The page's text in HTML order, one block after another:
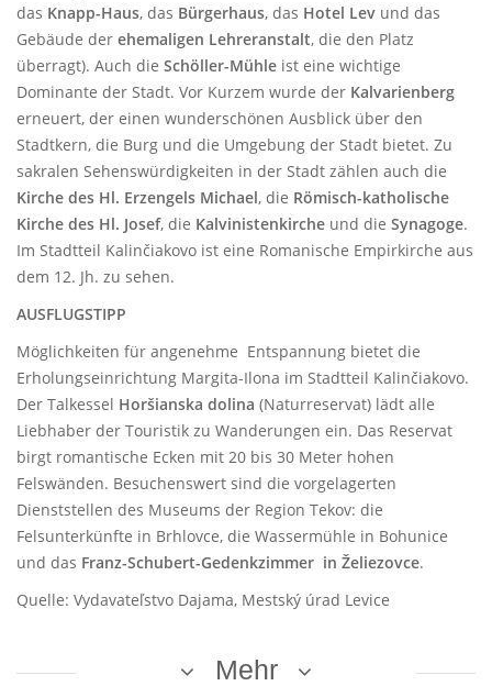
das Knapp-Haus, das Bürgerhaus, das Hotel Lev und das
Gebäude der ehemaligen Lehreranstalt, die den Platz
überragt). Auch die Schöller-Mühle ist eine wichtige
Dominante der Stadt. Vor Kurzem wurde der Kalvarienberg
erneuert, der einen wunderschönen Ausblick über den
Stadtkern, die Burg und die Umgebung der Stadt bietet. Zu
sakralen Sehenswürdigkeiten in der Stadt zählen auch die
Kirche des Hl. Erzengels Michael, die Römisch-katholische
Kirche des Hl. Josef, die Kalvinistenkirche und die Synagoge.
Im Stadtteil Kalinčiakovo ist eine Romanische Empirkirche aus
dem 12. Jh. zu sehen.
AUSFLUGSTIPP
Möglichkeiten für angenehme Entspannung bietet die
Erholungseinrichtung Margita-Ilona im Stadtteil Kalinčiakovo.
Der Talkessel Horšianska dolina (Naturreservat) lädt alle
Liebhaber der Touristik zu Wanderungen ein. Das Reservat
birgt romantische Ecken mit 20 bis 30 Meter hohen
Felswänden. Besuchenswert sind die vorgelagerten
Dienststellen des Museums der Region Tekov: die
Felsunterkünfte in Brhlovce, die Wassermühle in Bohunice
und das Franz-Schubert-Gedenkzimmer in Želiezovce.
Quelle: Vydavateľstvo Dajama, Mestský úrad Levice
Mehr